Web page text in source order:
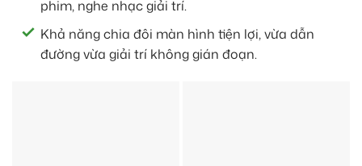
phim, nghe nhạc giải trí.
Khả năng chia đôi màn hình tiện lợi, vừa dẫn
đường vừa giải trí không gián đoạn.